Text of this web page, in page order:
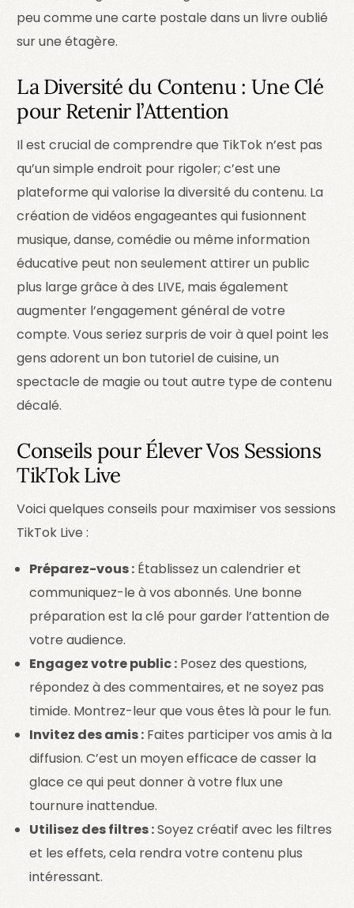
peu comme une carte postale dans un livre oublié
sur une étagère.
La Diversité du Contenu : Une Clé
pour Retenir l’Attention
Il est crucial de comprendre que TikTok n’est pas
qu’un simple endroit pour rigoler; c’est une
plateforme qui valorise la diversité du contenu. La
création de vidéos engageantes qui fusionnent
musique, danse, comédie ou même information
éducative peut non seulement attirer un public
plus large grâce à des LIVE, mais également
augmenter l’engagement général de votre
compte. Vous seriez surpris de voir à quel point les
gens adorent un bon tutoriel de cuisine, un
spectacle de magie ou tout autre type de contenu
décalé.
Conseils pour Élever Vos Sessions
TikTok Live
Voici quelques conseils pour maximiser vos sessions
TikTok Live :
Préparez-vous : Établissez un calendrier et
communiquez-le à vos abonnés. Une bonne
préparation est la clé pour garder l’attention de
votre audience.
Engagez votre public : Posez des questions,
répondez à des commentaires, et ne soyez pas
timide. Montrez-leur que vous êtes là pour le fun.
Invitez des amis : Faites participer vos amis à la
diffusion. C’est un moyen efficace de casser la
glace ce qui peut donner à votre flux une
tournure inattendue.
Utilisez des filtres :Soyez créatif avec les filtres
et les effets, cela rendra votre contenu plus
intéressant.